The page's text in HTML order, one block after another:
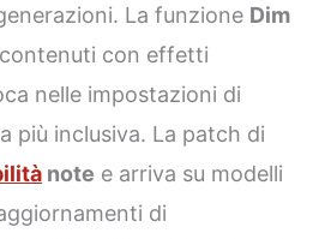
La funzione Dim
con effetti
nelle impostazioni di
più inclusiva. La patch di
note e arriva su modelli
di